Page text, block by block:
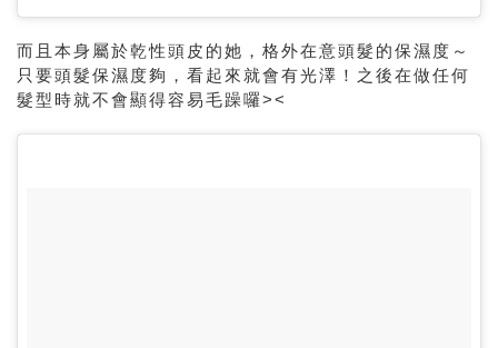
而且本身屬於乾性頭皮的她，格外在意頭髮的保濕度～
只要頭髮保濕度夠，看起來就會有光澤！之後在做任何
髮型時就不會顯得容易毛躁囉><